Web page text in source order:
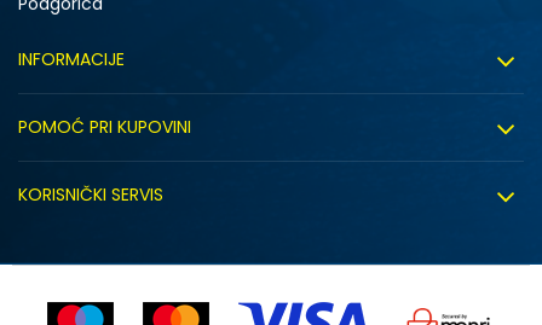
INFORMACIJE
Zapošljavanje
Sindikalna prodaja
Kontakt
POMOĆ PRI KUPOVINI
Kako kupiti
Uputstvo za registraciju
KORISNIČKI SERVIS